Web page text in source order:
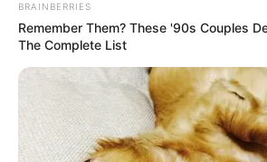
Baca juga:Tampil Imut dengan 10 Ide
Ruffle yang Kekinian Abis
1. Tampil sportydengan memakai
warna netral. Padukan dengan
tampak lebih feminim
BRAINBERRIES
Remember Them? These '90s Couples
The Complete List